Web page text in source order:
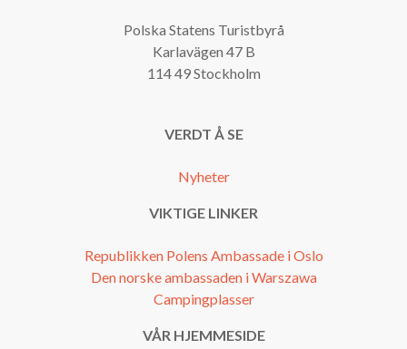
Polska Statens Turistbyrå
Karlavägen 47 B
114 49 Stockholm
VERDT Å SE
Nyheter
VIKTIGE LINKER
Republikken Polens Ambassade i Oslo
Den norske ambassaden i Warszawa
Campingplasser
VÅR HJEMMESIDE